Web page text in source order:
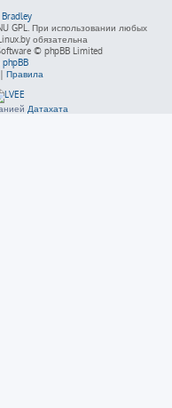
GPL. При использовании любых
обязательна
© phpBB Limited
| Правила
Датахата